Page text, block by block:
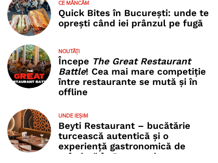
CE MÂNCĂM
Quick Bites în București: unde te
oprești când iei prânzul pe fugă
NOUTĂȚI
Începe The Great Restaurant
Battle! Cea mai mare competiție
între restaurante se mută și în
offline
UNDE IEȘIM
Beyti Restaurant – bucătărie
turcească autentică și o
experiență gastronomică de
referință în București